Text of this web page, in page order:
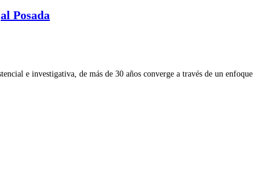
Posada
e investigativa, de más de 30 años converge a través de un enfoque